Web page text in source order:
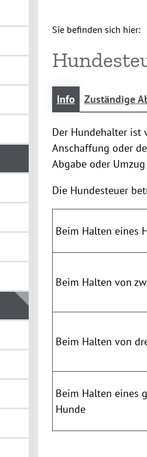
Sie befinden sich hier:
Info Zuständige
Der Hundehalter ist
Anschaffung oder
Abgabe oder
Die Hundesteuer
Beim Halten eines
Beim Halten von
Beim Halten von
Beim Halten eines
Hunde